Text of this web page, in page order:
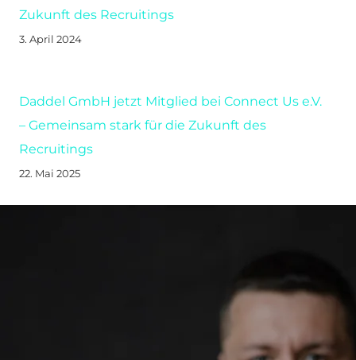
Zukunft des Recruitings
3. April 2024
Daddel GmbH jetzt Mitglied bei Connect Us e.V.
– Gemeinsam stark für die Zukunft des
Recruitings
22. Mai 2025